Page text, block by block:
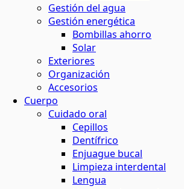
Gestión del agua
Gestión energética
Bombillas ahorro
Solar
Exteriores
Organización
Accesorios
Cuerpo
Cuidado oral
Cepillos
Dentífrico
Enjuague bucal
Limpieza interdental
Lengua